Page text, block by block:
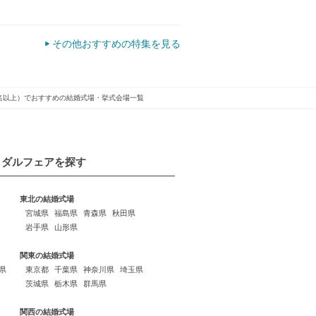
その他おすすめの特集を見る
上）でおすすめの結婚式場・挙式会場一覧
ルフェアを探す
東北の結婚式場
宮城県
福島県 青森県
秋田県
岩手県
山形県
関東の結婚式場
東京都
千葉県 神奈川県
埼玉県
茨城県
栃木県 群馬県
関西の結婚式場